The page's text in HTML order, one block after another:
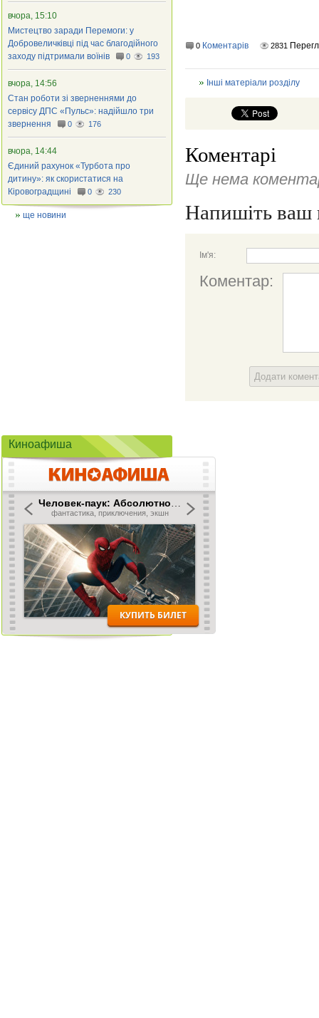
0 Коментарів 2831
Інші матеріали розділу
Коментарі
Ще нема
Напишіть ваш
Ім'я:
Коментар:
Додати
вчора, 15:10
Мистецтво заради Перемоги: у
Добровеличківці під час благодійного
заходу підтримали воїнів
0 193
вчора, 14:56
Стан роботи зі зверненнями до
сервісу ДПС «Пульс»: надійшло три
звернення
0 176
вчора, 14:44
Єдиний рахунок «Турбота про
дитину»: як скористатися на
Кіровоградщині
0 230
ще новини
Киноафиша